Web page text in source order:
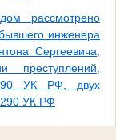
рассмотрено
инженера
Сергеевича,
преступлений,
УК РФ, двух
290 УК РФ